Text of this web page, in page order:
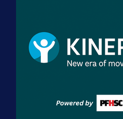
dres BiH!
3 sedmica 3 dan
Premijer liga BiH
za pranje
prostorije FK